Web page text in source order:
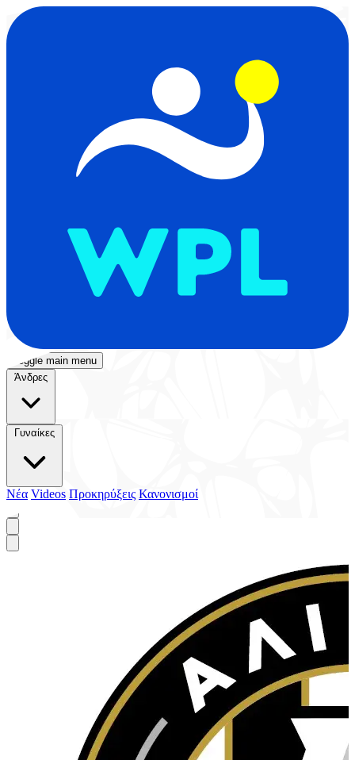
Toggle main menu
Άνδρες
Γυναίκες
Νέα Videos Προκηρύξεις Κανονισμοί